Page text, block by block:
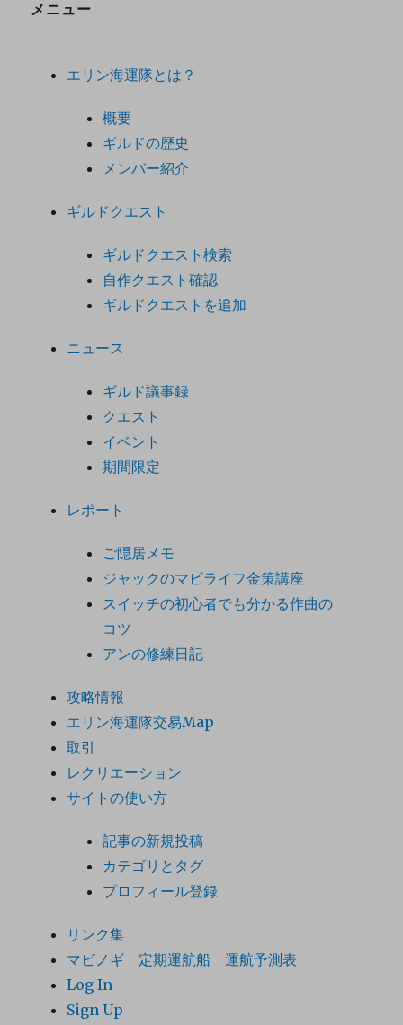
メニュー
エリン海運隊とは？
概要
ギルドの歴史
メンバー紹介
ギルドクエスト
ギルドクエスト検索
自作クエスト確認
ギルドクエストを追加
ニュース
ギルド議事録
クエスト
イベント
期間限定
レポート
ご隠居メモ
ジャックのマビライフ金策講座
スイッチの初心者でも分かる作曲の
コツ
アンの修練日記
攻略情報
エリン海運隊交易Map
取引
レクリエーション
サイトの使い方
記事の新規投稿
カテゴリとタグ
プロフィール登録
リンク集
マビノギ 定期運航船 運航予測表
Log In
Sign Up